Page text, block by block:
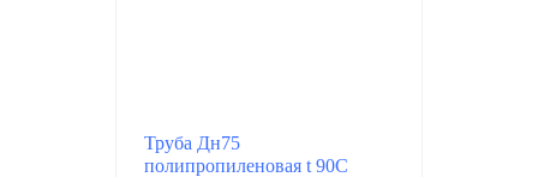
Труба Дн75
полипропиленовая t 90C